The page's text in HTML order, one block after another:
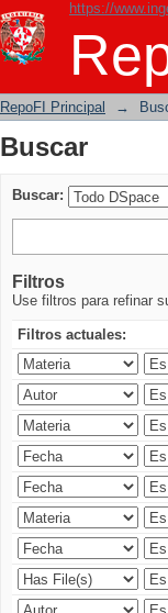
https://
Buscar
RepoFI Principal →
Buscar
Buscar:
Filtros
Use filtros para refinar
Filtros actuales: